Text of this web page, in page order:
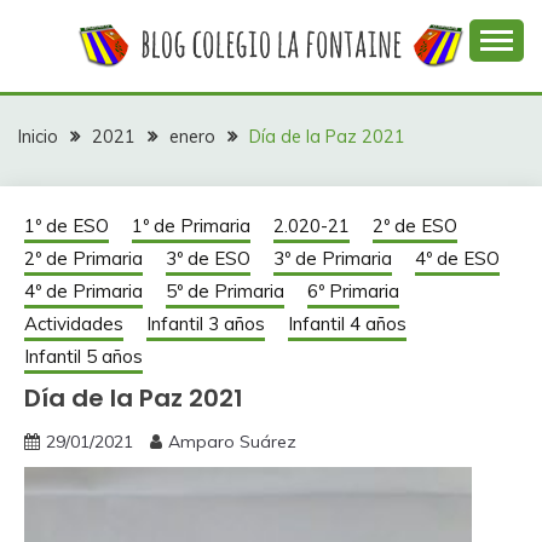
COLEGIO LA
FONTAINE
colegio La Fontaine
Inicio 2021 enero Día de la Paz 2021
1º de ESO 1º de Primaria 2.020-21
2º de ESO
2º de Primaria
3º de ESO 3º de Primaria
4º de ESO
4º de Primaria
5º de Primaria
6º Primaria
Actividades
Infantil 3 años
Infantil 4 años
Infantil 5 años
Día de la Paz 2021
29/01/2021 Amparo Suárez